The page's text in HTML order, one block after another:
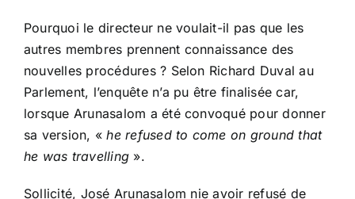
Pourquoi le directeur ne voulait-il pas que les
autres membres prennent connaissance des
nouvelles procédures ? Selon Richard Duval au
Parlement, l’enquête n’a pu être finalisée car,
lorsque Arunasalom a été convoqué pour donner
sa version, «he refused to come on ground that
he was travelling ».
Sollicité, José Arunasalom nie avoir refusé de